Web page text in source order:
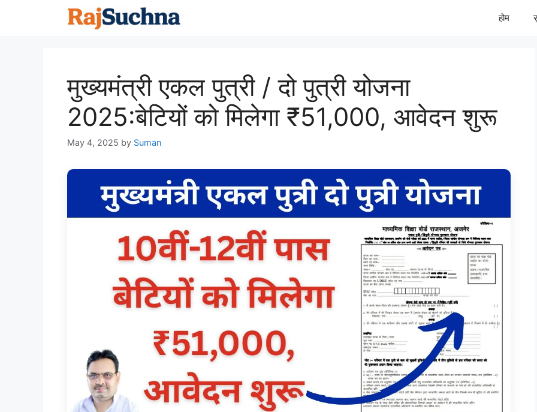
होम
मुख्यमंत्री एकल पुत्री / दो पुत्री योजना
2025:बेटियों को मिलेगा ₹51,000, आवेदन शुरू
May 4, 2025 by Suman